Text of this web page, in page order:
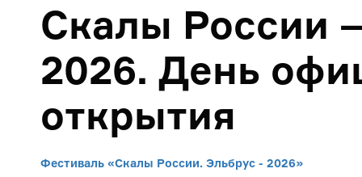
Скалы России
2026. День
открытия
Фестиваль «Скалы России. Эльбрус - 2026»